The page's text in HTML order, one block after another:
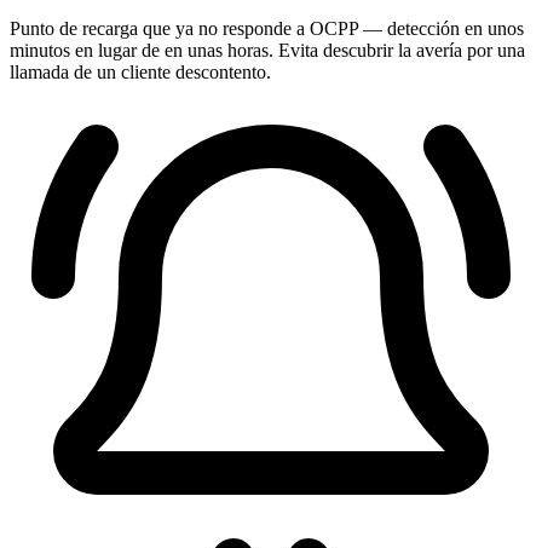
Punto de recarga que ya no responde a OCPP — detección en unos
minutos en lugar de en unas horas. Evita descubrir la avería por una
llamada de un cliente descontento.